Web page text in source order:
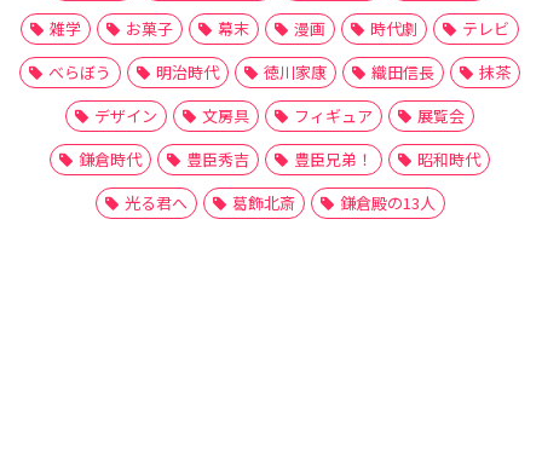
雑学
お菓子 幕末 漫画 時代劇
テレビ
べらぼう
明治時代 徳川家康 織田信長
抹茶
デザイン
文房具 フィギュア
展覧会
鎌倉時代
豊臣秀吉 豊臣兄弟！
昭和時代
光る君へ
葛飾北斎 鎌倉殿の13人